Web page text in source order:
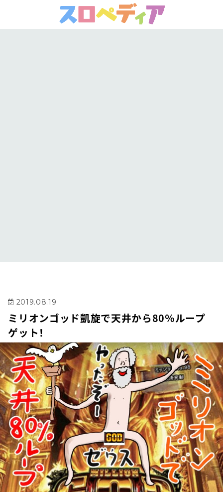
2019.08.19
ミリオンゴッド凱旋で天井から80％ループ
ゲット！